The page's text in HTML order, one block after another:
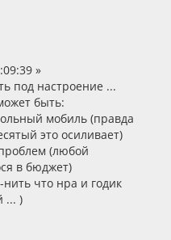
»
под настроение ...
быть:
мобиль (правда
это осиливает)
(любой
в бюджет)
что нра и годик
... )